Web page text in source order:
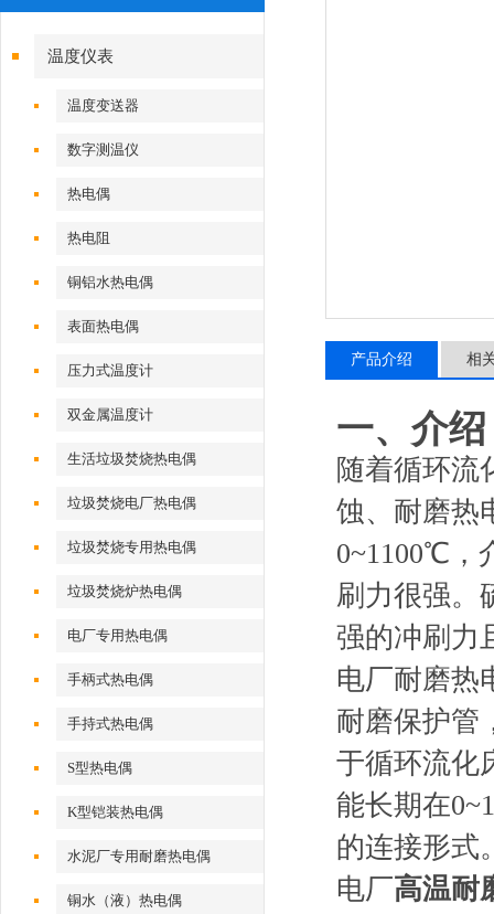
温度仪表
温度变送器
数字测温仪
热电偶
热电阻
铜铝水热电偶
表面热电偶
压力式温度计
双金属温度计
生活垃圾焚烧热电偶
垃圾焚烧电厂热电偶
垃圾焚烧专用热电偶
垃圾焚烧炉热电偶
电厂专用热电偶
手柄式热电偶
手持式热电偶
S型热电偶
K型铠装热电偶
水泥厂专用耐磨热电偶
铜水（液）热电偶
产品介绍 相
一、介绍
随着循环流
蚀、耐磨热
0~1100℃，
刷力很强。
强的冲刷力
电厂耐磨热
耐磨保护管
于循环流化
能长期在
的连接形式
电厂高温耐